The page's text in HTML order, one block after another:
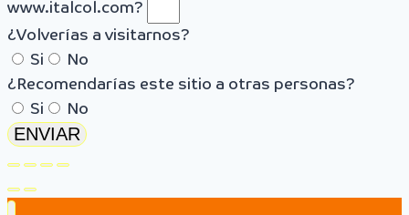
www.italcol.com?
¿Volverías a visitarnos?
Si
No
¿Recomendarías este sitio a otras personas?
Si
No
ENVIAR